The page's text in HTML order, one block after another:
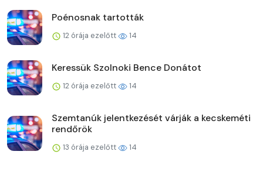
Poénosnak tartották
12 órája ezelőtt 14
Keressük Szolnoki Bence Donátot
12 órája ezelőtt 14
Szemtanúk jelentkezését várják a kecskeméti
rendőrök
13 órája ezelőtt 14